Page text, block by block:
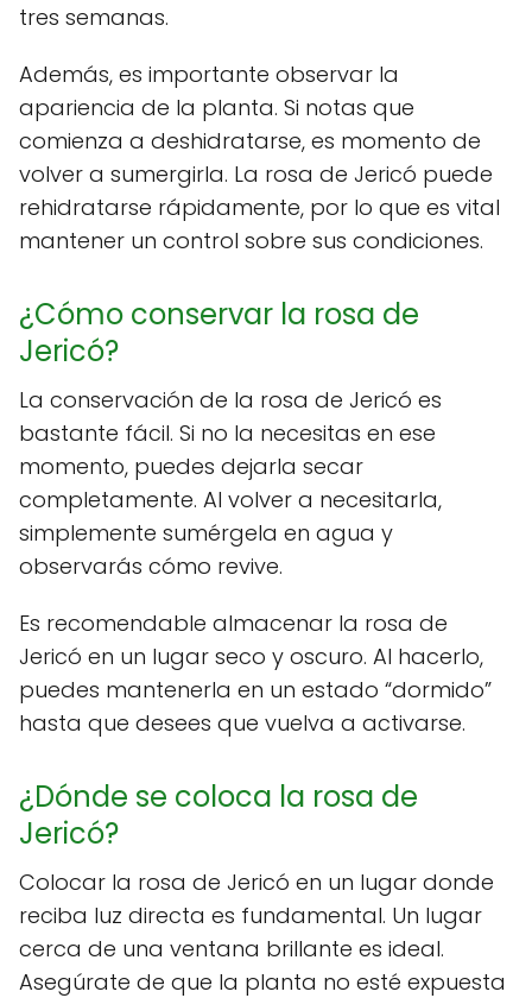
tres semanas.
Además, es importante observar la
apariencia de la planta. Si notas que
comienza a deshidratarse, es momento de
volver a sumergirla. La rosa de Jericó puede
rehidratarse rápidamente, por lo que es vital
mantener un control sobre sus condiciones.
¿Cómo conservar la rosa de
Jericó?
La conservación de la rosa de Jericó es
bastante fácil. Si no la necesitas en ese
momento, puedes dejarla secar
completamente. Al volver a necesitarla,
simplemente sumérgela en agua y
observarás cómo revive.
Es recomendable almacenar la rosa de
Jericó en un lugar seco y oscuro. Al hacerlo,
puedes mantenerla en un estado “dormido”
hasta que desees que vuelva a activarse.
¿Dónde se coloca la rosa de
Jericó?
Colocar la rosa de Jericó en un lugar donde
reciba luz directa es fundamental. Un lugar
cerca de una ventana brillante es ideal.
Asegúrate de que la planta no esté expuesta